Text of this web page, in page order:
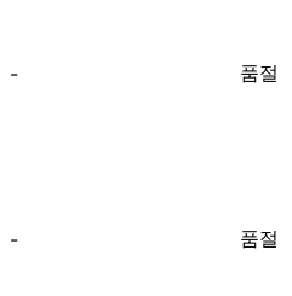
- 품절
- 품절